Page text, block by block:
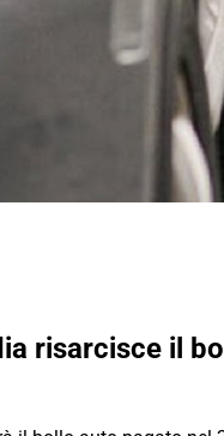
risarcisce il